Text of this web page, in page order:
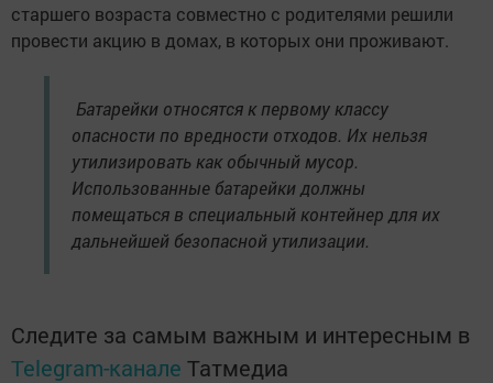
старшего возраста совместно с родителями решили
провести акцию в домах, в которых они проживают.
Батарейки относятся к первому классу
опасности по вредности отходов. Их нельзя
утилизировать как обычный мусор.
Использованные батарейки должны
помещаться в специальный контейнер для их
дальнейшей безопасной утилизации.
Следите за самым важным и интересным в
Telegram-канале Татмедиа